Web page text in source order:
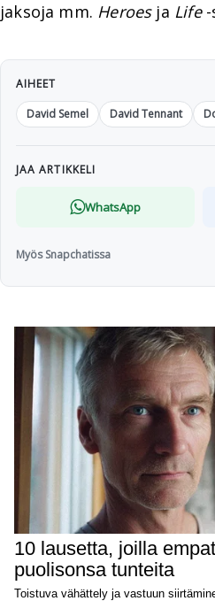
jaksoja mm. Heroesja Life-
AIHEET
David Semel
David Tennant
JAA ARTIKKELI
WhatsApp
Myös Snapchatissa